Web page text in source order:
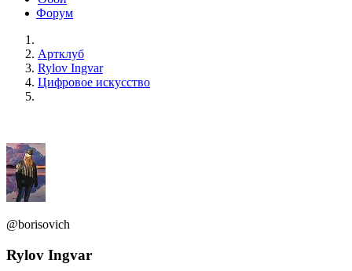
Форум
Артклуб
Rylov Ingvar
Цифровое искусство
@borisovich
Rylov Ingvar